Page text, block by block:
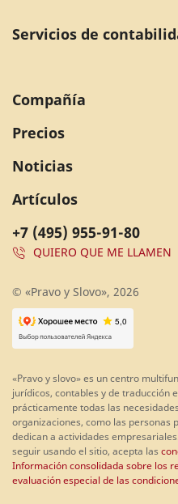
Servicios de
+7 (495) 955-91-80
QUIERO QUE ME LLAMEN
Compañía
Precios
Noticias
Artículos
© «Pravo y Slovo», 2026
«Pravo y slovo» es un centro
jurídicos, contables y de traducción
prácticamente todas las
organizaciones, como las personas
dedican a actividades
seguir usando el sitio, acepta las
Información consolidada sobre los
evaluación especial de las